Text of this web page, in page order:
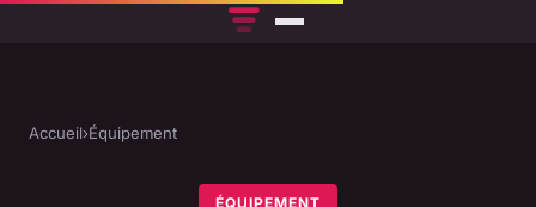
Accueil›Équipement
ÉQUIPEMENT